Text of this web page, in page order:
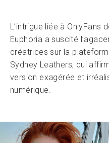
L’intrigue liée à OnlyFans
Euphoria a suscité
créatrices sur la
Sydney Leathers, qui
version exagérée et
numérique.